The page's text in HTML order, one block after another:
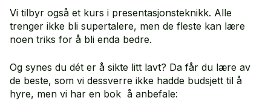
Vi tilbyr også et kurs i presentasjonsteknikk. Alle
trenger ikke bli supertalere, men de fleste kan lære
noen triks for å bli enda bedre.
Og synes du dét er å sikte litt lavt? Da får du lære av
de beste, som vi dessverre ikke hadde budsjett til å
hyre, men vi har en bok å anbefale: